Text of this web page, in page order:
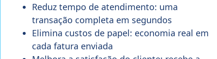
Reduz tempo de atendimento: uma
transação completa em segundos
Elimina custos de papel: economia real em
cada fatura enviada